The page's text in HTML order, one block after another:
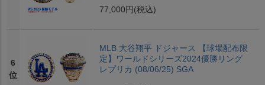
77,000円 (税込)
6
位
MLB 大谷翔平 ドジャース 【球場配布限
定】ワールドシリーズ2024優勝リング
レプリカ (08/06/25) SGA